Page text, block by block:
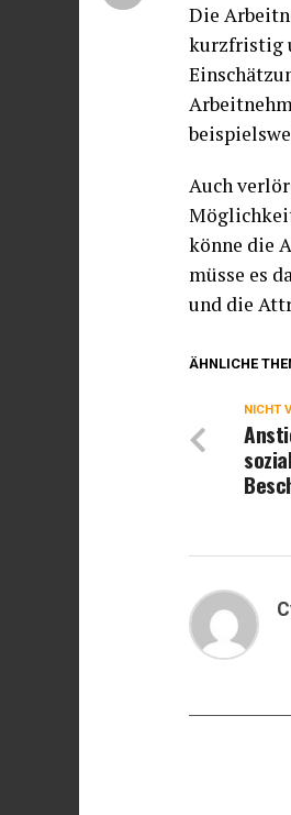
Die
kurzfristig
Auch
könne die
müsse es
und die
ÄHNLICHE
NICHT